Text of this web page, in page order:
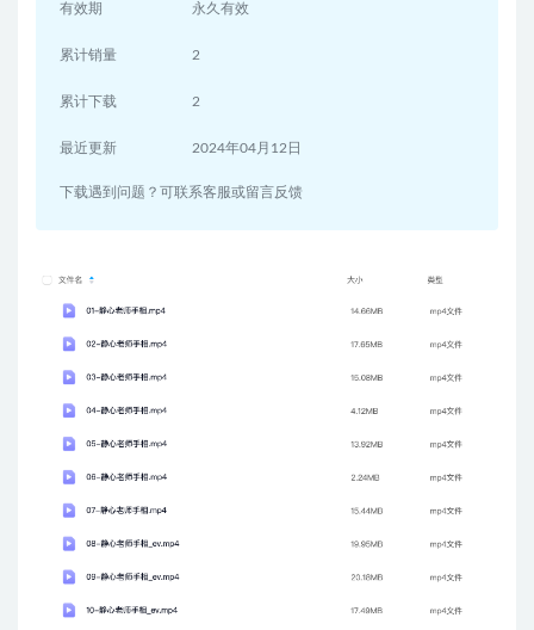
有效期 永久有效
累计销量 2
累计下载 2
最近更新 2024年04月12日
下载遇到问题？可联系客服或留言反馈